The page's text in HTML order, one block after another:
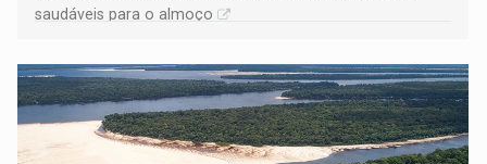
saudáveis para o almoço